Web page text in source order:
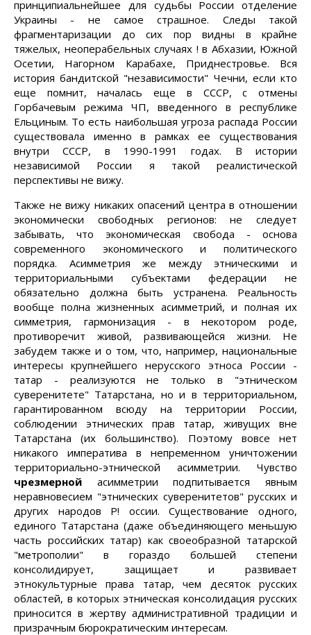
принципиальнейшее для судьбы России отделение
Украины - не самое страшное. Следы такой
фрагментаризации до сих пор видны в крайне
тяжелых, неоперабельных случаях ! в Абхазии, Южной
Осетии, Нагорном Карабахе, Приднестровье. Вся
история бандитской "независимости" Чечни, если кто
еще помнит, началась еще в СССР, с отмены
Горбачевым режима ЧП, введенного в республике
Ельциным. То есть наибольшая угроза распада России
существовала именно в рамках ее существования
внутри СССР, в 1990-1991 годах. В истории
независимой России я такой реалистической
перспективы не вижу.
Также не вижу никаких опасений центра в отношении
экономически свободных регионов: не следует
забывать, что экономическая свобода - основа
современного экономического и политического
порядка. Асимметрия же между этническими и
территориальными субъектами федерации не
обязательно должна быть устранена. Реальность
вообще полна жизненных асимметрий, и полная их
симметрия, гармонизация - в некотором роде,
противоречит живой, развивающейся жизни. Не
забудем также и о том, что, например, национальные
интересы крупнейшего нерусского этноса России -
татар - реализуются не только в "этническом
суверенитете" Татарстана, но и в территориальном,
гарантированном всюду на территории России,
соблюдении этнических прав татар, живущих вне
Татарстана (их большинство). Поэтому вовсе нет
никакого императива в непременном уничтожении
территориально-этнической асимметрии. Чувство
чрезмерной асимметрии подпитывается явным
неравновесием "этнических суверенитетов" русских и
других народов Р! оссии. Существование одного,
единого Татарстана (даже объединяющего меньшую
часть российских татар) как своеобразной татарской
"метрополии" в гораздо большей степени
консолидирует, защищает и развивает
этнокультурные права татар, чем десяток русских
областей, в которых этническая консолидация русских
приносится в жертву административной традиции и
призрачным бюрократическим интересам.